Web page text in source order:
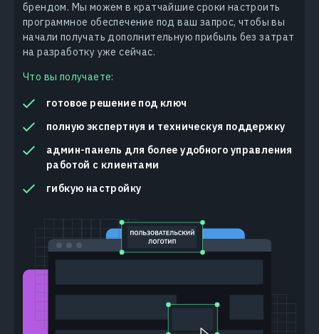
брендом. Мы можем в кратчайшие сроки настроить
программное обеспечение под ваш запрос, чтобы вы
начали получать дополнительную прибыль без затрат
на разработку уже сейчас.
Что вы получаете:
готовое решение под ключ
полную экспертнуя и техническуя поддержку
админ-панель для более удобного управления
работой с клиентами
гибкую настройку